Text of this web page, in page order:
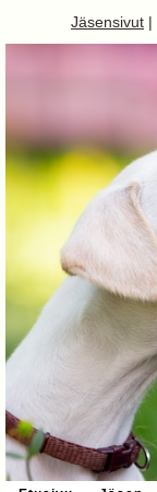
Jäsensivut |